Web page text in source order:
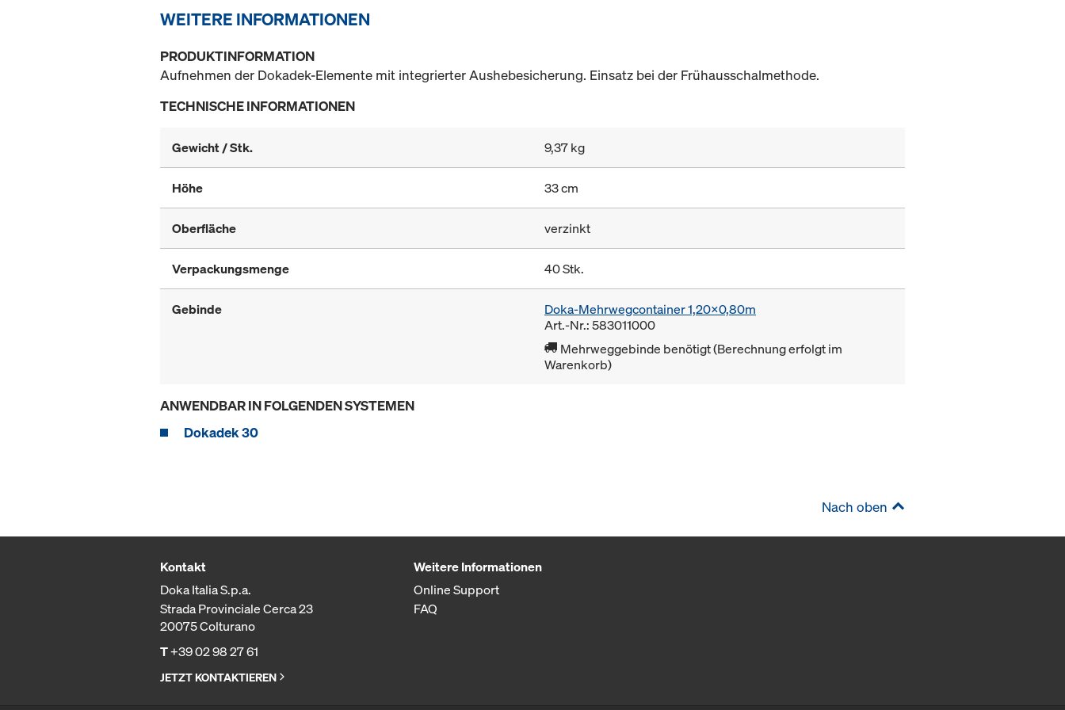
WEITERE INFORMATIONEN
PRODUKTINFORMATION
Aufnehmen der Dokadek-Elemente mit integrierter Aushebesicherung. Einsatz bei der Frühausschalmethode.
TECHNISCHE INFORMATIONEN
Gewicht / Stk. 9,37 kg
Höhe 33 cm
Oberfläche verzinkt
Verpackungsmenge 40 Stk.
Gebinde
Doka-Mehrwegcontainer 1,20x0,80m
Art.-Nr.: 583011000
Mehrweggebinde benötigt (Berechnung erfolgt im
Warenkorb)
ANWENDBAR IN FOLGENDEN SYSTEMEN
Dokadek 30
Nach oben
Kontakt
Doka Italia S.p.a.
Strada Provinciale Cerca 23
20075 Colturano
T+39 02 98 27 61
JETZT KONTAKTIEREN
Weitere Informationen
Online Support
FAQ